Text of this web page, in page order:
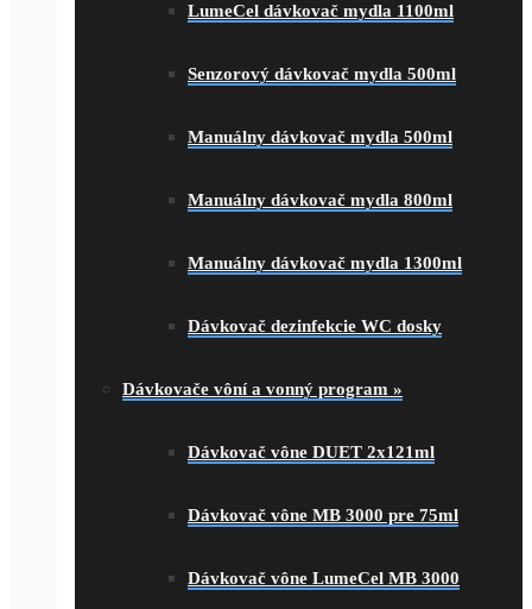
LumeCel dávkovač mydla 1100ml
Senzorový dávkovač mydla 500ml
Manuálny dávkovač mydla 500ml
Manuálny dávkovač mydla 800ml
Manuálny dávkovač mydla 1300ml
Dávkovač dezinfekcie WC dosky
Dávkovače vôní a vonný program »
Dávkovač vône DUET 2x121ml
Dávkovač vône MB 3000 pre 75ml
Dávkovač vône LumeCel MB 3000